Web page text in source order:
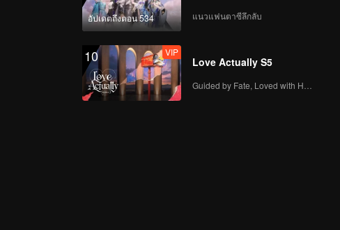
อัปเดตถึงตอน 534 แนวแฟนตาซีลึกลับ
10 VIP
Love Actually S5